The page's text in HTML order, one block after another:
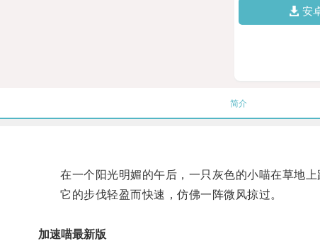
安
简介
在一个阳光明媚的午后，一只灰色的小喵在草地上
它的步伐轻盈而快速，仿佛一阵微风掠过。
加速喵最新版